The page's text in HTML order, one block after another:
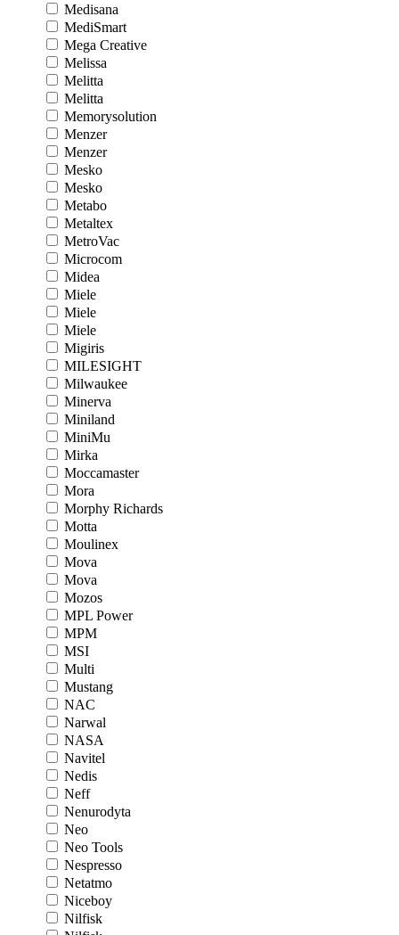
Medisana
MediSmart
Mega Creative
Melissa
Melitta
Melitta
Memorysolution
Menzer
Menzer
Mesko
Mesko
Metabo
Metaltex
MetroVac
Microcom
Midea
Miele
Miele
Miele
Migiris
MILESIGHT
Milwaukee
Minerva
Miniland
MiniMu
Mirka
Moccamaster
Mora
Morphy Richards
Motta
Moulinex
Mova
Mova
Mozos
MPL Power
MPM
MSI
Multi
Mustang
NAC
Narwal
NASA
Navitel
Nedis
Neff
Nenurodyta
Neo
Neo Tools
Nespresso
Netatmo
Niceboy
Nilfisk